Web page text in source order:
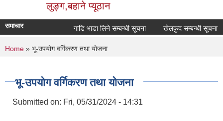
लुङ्ग,बहाने प्यूठान
समाचार गाडि भाडा लिने सम्बन्धी सूचना खेलकुद सम्बन्धी सूचना
You are here
Home » भू-उपयोग वर्गिकरण तथा योजना
भू-उपयोग वर्गिकरण तथा योजना
Submitted on: Fri, 05/31/2024 - 14:31